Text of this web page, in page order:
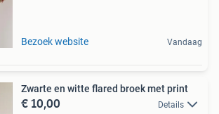
Bezoek website Vandaag
Zwarte en witte flared broek met print
€ 10,00 Details